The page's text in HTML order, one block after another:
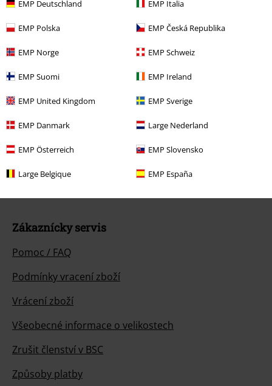
EMP Deutschland EMP Italia
EMP Polska EMP Česká Republika
EMP Norge EMP Schweiz
EMP Suomi EMP Ireland
EMP United Kingdom EMP Sverige
EMP Danmark Large Nederland
EMP Österreich EMP Slovensko
Large Belgique EMP España
odečtena z vašeho nákupního košíku. Nevztahuje se na média, knihy,
vstupenky, dárkové poukazy, produkty: Rammstein, (Till) Lindemann, Die
Ärzte, Die Toten Hosen, Feine Sahne Fischfilet, Broilers, Böhse Onkelz a
Náš zákaznický servis je tu pro vás
Dnes jsme k dispozici: do 17:00 hod.Dozvědět se více
Zahájit chat
Zákaznícky servis
Pomoc / FAQ
Podmínky vracení zboží
Vrácení zboží
Všeobecné informace o velikostech
Zrušit členství v BSC
Způsoby platby